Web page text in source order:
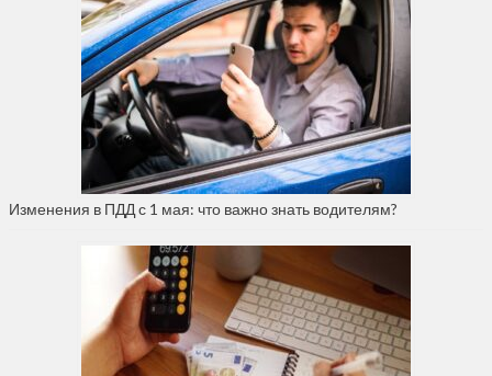
Изменения в ПДД с 1 мая: что важно знать водителям?